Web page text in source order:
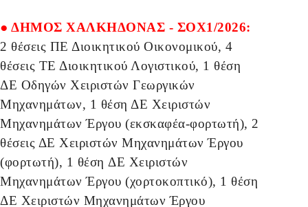
● ΔΗΜΟΣ ΧΑΛΚΗΔΟΝΑΣ - ΣΟΧ1/2026:
2 θέσεις ΠΕ Διοικητικού Οικονομικού, 4
θέσεις ΤΕ Διοικητικού Λογιστικού, 1 θέση
ΔΕ Οδηγών Χειριστών Γεωργικών
Μηχανημάτων, 1 θέση ΔΕ Χειριστών
Μηχανημάτων Έργου (εκσκαφέα-φορτωτή), 2
θέσεις ΔΕ Χειριστών Μηχανημάτων Έργου
(φορτωτή), 1 θέση ΔΕ Χειριστών
Μηχανημάτων Έργου (χορτοκοπτικό), 1 θέση
ΔΕ Χειριστών Μηχανημάτων Έργου